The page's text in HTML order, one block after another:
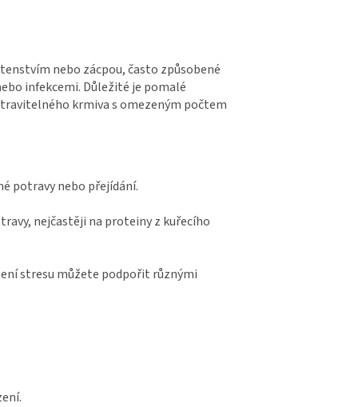
nebo zácpou, často způsobené
infekcemi. Důležité je pomalé
krmiva s omezeným počtem
potravy nebo přejídání.
nejčastěji na proteiny z kuřecího
stresu můžete podpořit různými